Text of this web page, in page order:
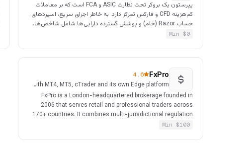
پپرستون یک بروکر تحت نظارت ASIC و FCA است که بر معاملات
کم‌هزینه CFD و فارکس تمرکز دارد. به خاطر اجرای سریع، اسپردهای
حساب Razor (خام) و پوشش گسترده دارایی‌ها شامل شاخص‌ها،
کالاها، CFD ارز دیجیتال و CFD سهام شناخته می‌شود.
Min $0
FxPro
4.6
FCA-regulated global broker with MT4, MT5, cTrader and its own Edge platform
FxPro is a London-headquartered brokerage founded in
2006 that serves retail and professional traders across
170+ countries. It combines multi-jurisdictional regulation
with a wide platform choice — MetaTrader 4, MetaTrader 5,
Min $100